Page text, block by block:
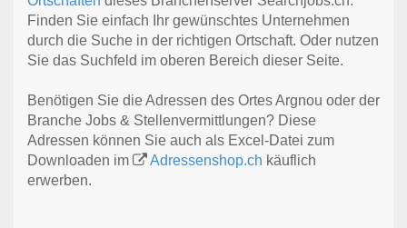
Finden Sie einfach Ihr gewünschtes Unternehmen
durch die Suche in der richtigen Ortschaft. Oder nutzen
Sie das Suchfeld im oberen Bereich dieser Seite.
Benötigen Sie die Adressen des Ortes Argnou oder der
Branche Jobs & Stellenvermittlungen? Diese
Adressen können Sie auch als Excel-Datei zum
Downloaden im
Adressenshop.ch käuflich
erwerben.